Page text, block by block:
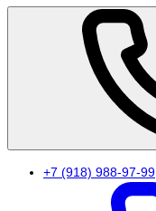
+7 (918) 988-97-99